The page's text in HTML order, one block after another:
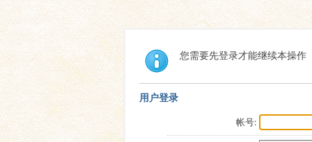
您需要先登录才能继续本操作
用户登录
帐号: